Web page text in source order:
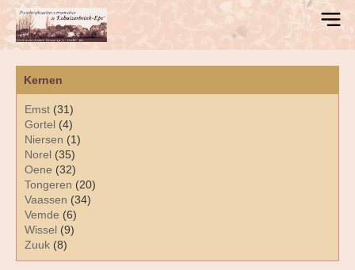
Kernen
Emst (31)
Gortel (4)
Niersen (1)
Norel (35)
Oene (32)
Tongeren (20)
Vaassen (34)
Vemde (6)
Wissel (9)
Zuuk (8)